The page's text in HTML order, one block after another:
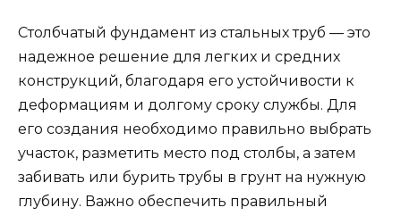
Столбчатый фундамент из стальных труб — это
надежное решение для легких и средних
конструкций, благодаря его устойчивости к
деформациям и долгому сроку службы. Для
его создания необходимо правильно выбрать
участок, разметить место под столбы, а затем
забивать или бурить трубы в грунт на нужную
глубину. Важно обеспечить правильный